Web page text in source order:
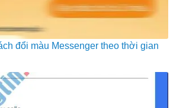
đổi màu Messenger theo thời gian